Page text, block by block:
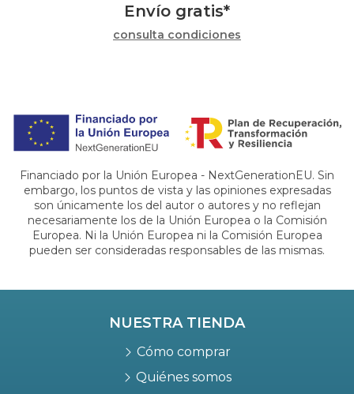
Envío gratis*
consulta condiciones
Financiado por la Unión Europea - NextGenerationEU. Sin
embargo, los puntos de vista y las opiniones expresadas
son únicamente los del autor o autores y no reflejan
necesariamente los de la Unión Europea o la Comisión
Europea. Ni la Unión Europea ni la Comisión Europea
pueden ser consideradas responsables de las mismas.
NUESTRA TIENDA
Cómo comprar
Quiénes somos